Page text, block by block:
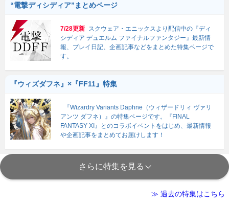
“電撃ディシディア”まとめページ
7/28更新 スクウェア・エニックスより配信中の『ディ
シディア デュエルム ファイナルファンタジー』最新情
報、プレイ日記、企画記事などをまとめた特集ページで
す。
『ウィズダフネ』×『FF11』特集
『Wizardry Variants Daphne（ウィザードリィ ヴァリ
アンツ ダフネ）』の特集ページです。『FINAL
FANTASY XI』とのコラボイベントをはじめ、最新情報
や企画記事をまとめてお届けします！
さらに特集を見る
≫ 過去の特集はこちら